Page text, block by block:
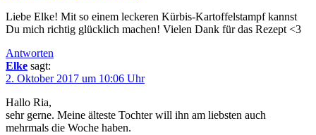
Liebe Elke! Mit so einem leckeren Kürbis-Kartoffelstampf kannst
Du mich richtig glücklich machen! Vielen Dank für das Rezept <3
Antworten
Elke sagt:
2. Oktober 2017 um 10:06 Uhr
Hallo Ria,
sehr gerne. Meine älteste Tochter will ihn am liebsten auch
mehrmals die Woche haben.